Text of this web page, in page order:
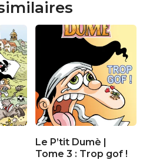
Le P’tit Dumè |
Tome 3 : Trop gof !